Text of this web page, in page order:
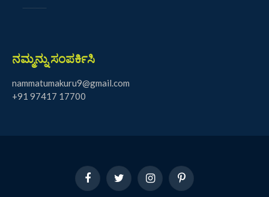
ನಮ್ಮನ್ನು ಸಂಪರ್ಕಿಸಿ
nammatumakuru9@gmail.com
+91 97417 17700
FacebookTwitter InstagramPinterest